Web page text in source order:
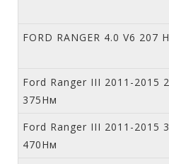
FORD RANGER 4.0 V6 207
Ford Ranger III 2011-2015
375Нм
Ford Ranger III 2011-2015
470Нм